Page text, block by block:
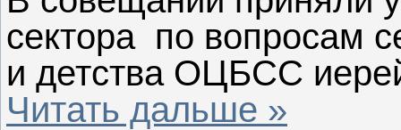
сектора по вопросам
и детства ОЦБСС
Читать дальше »